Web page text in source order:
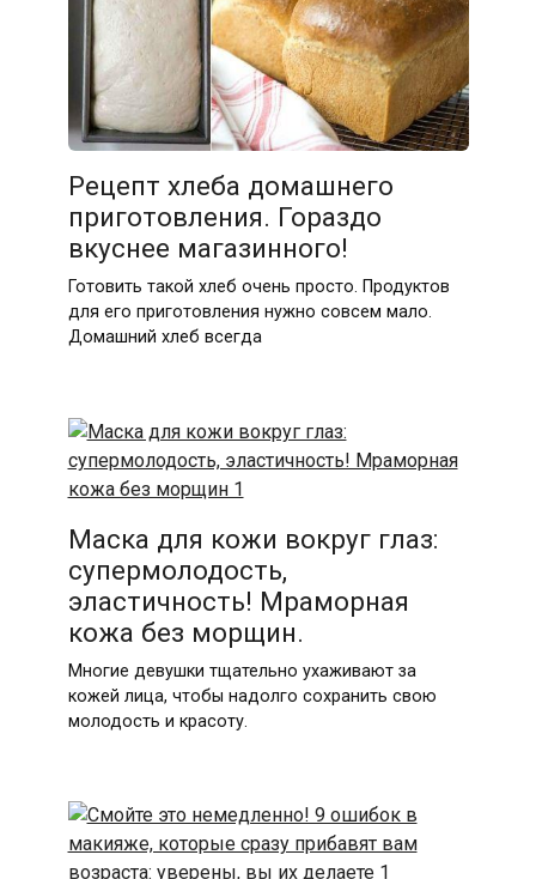
Рецепт хлеба домашнего
приготовления. Гораздо
вкуснее магазинного!
Готовить такой хлеб очень просто. Продуктов
для его приготовления нужно совсем мало.
Домашний хлеб всегда
Маска для кожи вокруг глаз:
супермолодость,
эластичность! Мраморная
кожа без морщин.
Многие девушки тщательно ухаживают за
кожей лица, чтобы надолго сохранить свою
молодость и красоту.